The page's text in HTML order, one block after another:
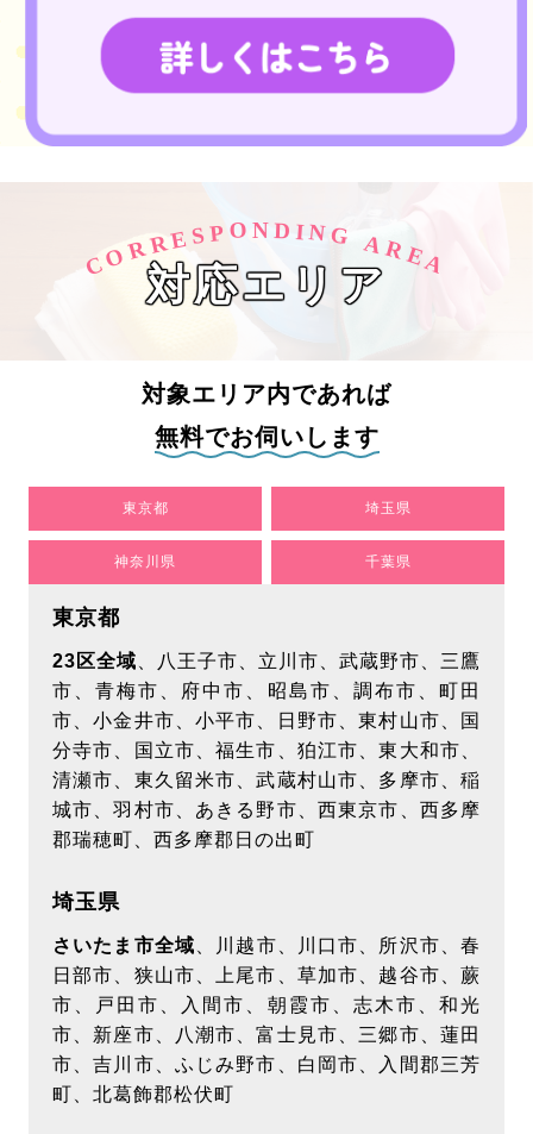
CORRESPOND ING AREA
対応エリア
対象エリア内であれば
無料でお伺いします
東京都 埼玉県
神奈川県 千葉県
東京都
23区全域 、八王子市、立川市、武蔵野市、三鷹
市、青梅市、府中市、昭島市、調布市、町田
市、小金井市、小平市、日野市、東村山市、国
分寺市、国立市、福生市、狛江市、東大和市、
清瀬市、東久留米市、武蔵村山市、多摩市、稲
城市、羽村市、あきる野市、西東京市、西多摩
郡瑞穂町、西多摩郡日の出町
埼玉県
さいたま市全域 、川越市、川口市、所沢市、春
日部市、狭山市、上尾市、草加市、越谷市、蕨
市、戸田市、入間市、朝霞市、志木市、和光
市、新座市、八潮市、富士見市、三郷市、蓮田
市、吉川市、ふじみ野市、白岡市、入間郡三芳
町、北葛飾郡松伏町